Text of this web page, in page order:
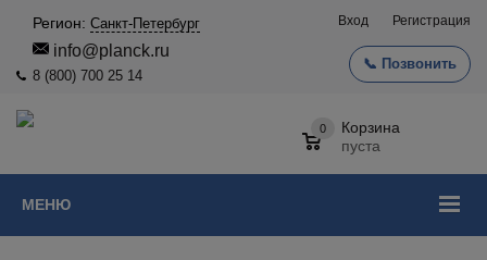
Регион: Санкт-Петербург
info@planck.ru
8 (800) 700 25 14
📞 Позвонить
Вход Регистрация
МЕНЮ
0
Корзина
пуста